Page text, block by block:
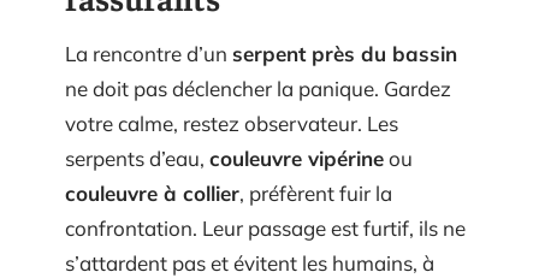
La rencontre d’un serpent près du bassin
ne doit pas déclencher la panique. Gardez
votre calme, restez observateur. Les
serpents d’eau, couleuvre vipérineou
couleuvre à collier, préfèrent fuir la
confrontation. Leur passage est furtif, ils ne
s’attardent pas et évitent les humains, à